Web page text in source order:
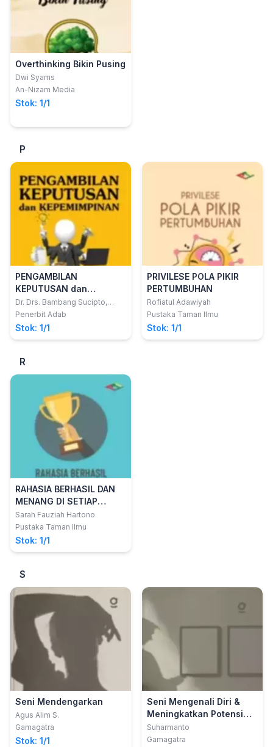
Overthinking Bikin Pusing
Dwi Syams
An-Nizam Media
Stok: 1/1
P
PENGAMBILAN
KEPUTUSAN dan
KEPEMIMPINAN (Panduan
Teori dan Konsep Bagi
Mahasiswa Program
Sarjana dan Magiser)
Dr. Drs. Bambang Sucipto,
M.M., M.BA.; Dr. Deden Hadi
Penerbit Adab
Stok: 1/1
PRIVILESE POLA PIKIR
PERTUMBUHAN
Rofiatul Adawiyah
Pustaka Taman Ilmu
Stok: 1/1
R
RAHASIA BERHASIL DAN
MENANG DI SETIAP
ASPEK KEHIDUPAN
Sarah Fauziah Hartono
Pustaka Taman Ilmu
Stok: 1/1
S
Seni Mendengarkan
Agus Alim S.
Gamagatra
Stok: 1/1
Seni Mengenali Diri &
Meningkatkan Potensi
Diri
Suharmanto
Gamagatra